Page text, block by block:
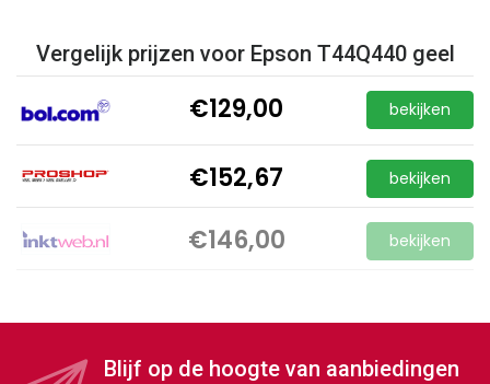
Vergelijk prijzen voor Epson T44Q440 geel
€129,00 bekijken
€146,00 bekijken
€152,67 bekijken
Blijf op de hoogte van aanbiedingen